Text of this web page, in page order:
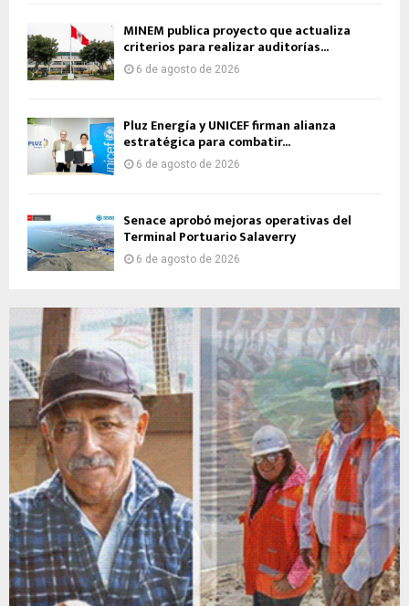
MINEM publica proyecto que actualiza
criterios para realizar auditorías...
6 de agosto de 2026
Pluz Energía y UNICEF firman alianza
estratégica para combatir...
6 de agosto de 2026
Senace aprobó mejoras operativas del
Terminal Portuario Salaverry
6 de agosto de 2026